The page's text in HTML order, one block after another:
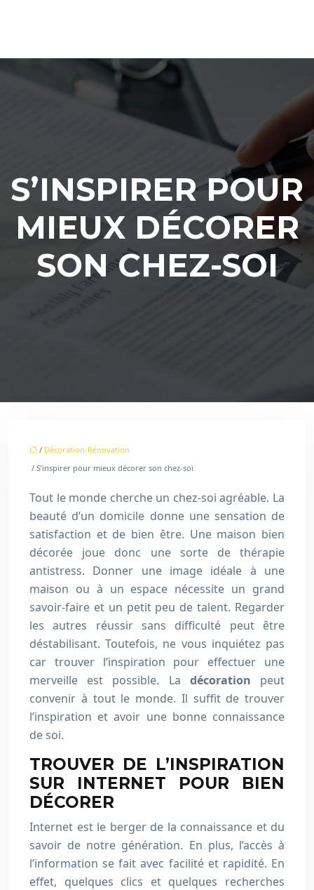
S’INSPIRER POUR
MIEUX DÉCORER
SON CHEZ-SOI
/ Décoration-Rénovation
/ S’inspirer pour mieux décorer son chez-soi
Tout le monde cherche un chez-soi agréable. La
beauté d’un domicile donne une sensation de
satisfaction et de bien être. Une maison bien
décorée joue donc une sorte de thérapie
antistress. Donner une image idéale à une
maison ou à un espace nécessite un grand
savoir-faire et un petit peu de talent. Regarder
les autres réussir sans difficulté peut être
déstabilisant. Toutefois, ne vous inquiétez pas
car trouver l’inspiration pour effectuer une
merveille est possible. La décoration peut
convenir à tout le monde. Il suffit de trouver
l’inspiration et avoir une bonne connaissance
de soi.
TROUVER DE L’INSPIRATION
SUR INTERNET POUR BIEN
DÉCORER
Internet est le berger de la connaissance et du
savoir de notre génération. En plus, l’accès à
l’information se fait avec facilité et rapidité. En
effet, quelques clics et quelques recherches